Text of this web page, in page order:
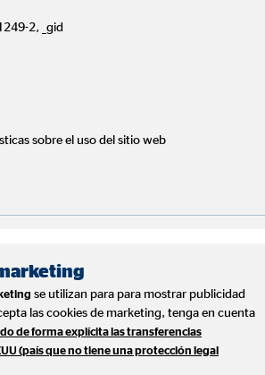
sin previo aviso, con el objeto de
añadir o eliminar los contenidos
Santos Ramírez o de su diseño.
que se recogen en el presente
por lo que le invitamos a que revise
visite de nuevo el Web de José Manuel
responsabilidad
excluye sin reservas toda
o daños de cualquier tipo, ya sea
o resultantes, que puedan
al Web de José Manuel Santos
2, _gid
sobre el uso del sitio web
se utilizan para para mostrar publicidad
las cookies de marketing, tenga en cuenta
de forma explícita las transferencias
(país que no tiene una protección legal